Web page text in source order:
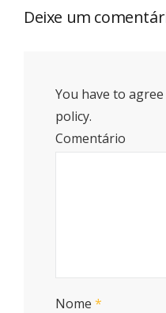
Deixe um
You have to
policy.
Comentário
Nome *